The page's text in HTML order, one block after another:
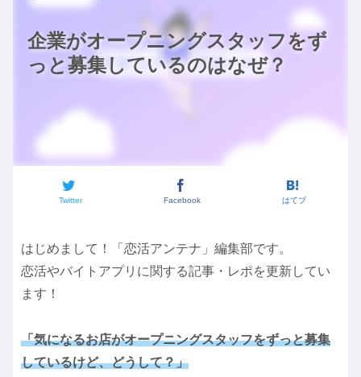
企業がオープニングスタッフをず
っと募集しているのはなぜ？
Twitter Facebook はてブ
はじめまして！「恋活アンテナ」編集部です。
恋活やバイトアプリに関する記事・レポを更新してい
ます！
「気になるお店がオープニングスタッフをずっと募集
しているけど、どうして？」